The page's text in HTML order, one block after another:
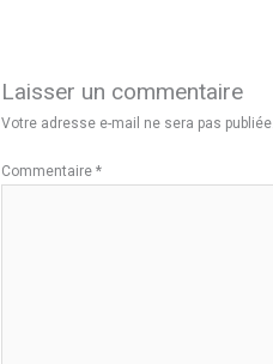
Laisser un commentaire
Votre adresse e-mail ne sera pas publiée.
Commentaire*